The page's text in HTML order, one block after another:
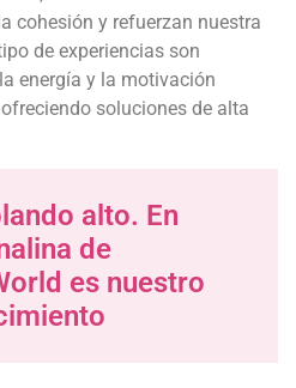
cohesión y refuerzan nuestra
de experiencias son
energía y la motivación
soluciones de alta
alto. En
de
es nuestro